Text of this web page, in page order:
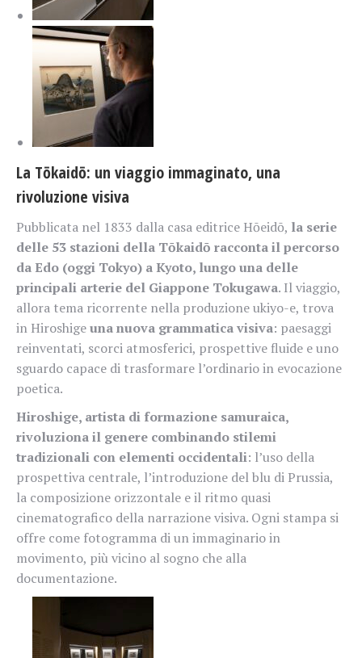
La Tōkaidō: un viaggio immaginato, una
rivoluzione visiva
Pubblicata nel 1833 dalla casa editrice Hōeidō, la serie
delle 53 stazioni della Tōkaidō racconta il percorso
da Edo (oggi Tokyo) a Kyoto, lungo una delle
principali arterie del Giappone Tokugawa. Il viaggio,
allora tema ricorrente nella produzione ukiyo-e, trova
in Hiroshigeuna nuova grammatica visiva: paesaggi
reinventati, scorci atmosferici, prospettive fluide e uno
sguardo capace di trasformare l’ordinario in evocazione
poetica.
Hiroshige, artista di formazione samuraica,
rivoluziona il genere combinando stilemi
tradizionali con elementi occidentali: l’uso della
prospettiva centrale, l’introduzione del blu di Prussia,
la composizione orizzontale e il ritmo quasi
cinematografico della narrazione visiva. Ogni stampa si
offre come fotogramma di un immaginario in
movimento, più vicino al sogno che alla
documentazione.